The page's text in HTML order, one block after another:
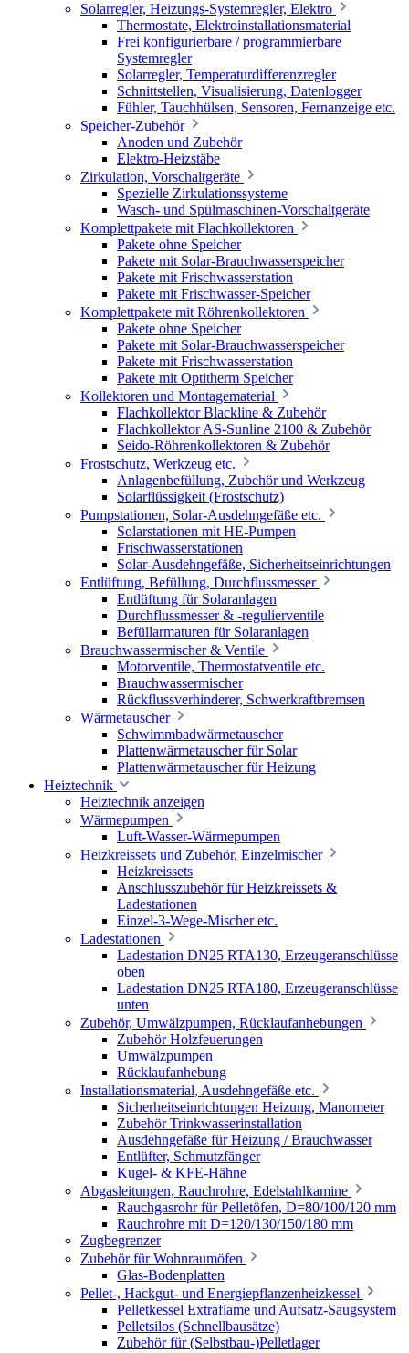
Solarregler, Heizungs-Systemregler, Elektro
Thermostate, Elektroinstallationsmaterial
Frei konfigurierbare / programmierbare
Systemregler
Solarregler, Temperaturdifferenzregler
Schnittstellen, Visualisierung, Datenlogger
Fühler, Tauchhülsen, Sensoren, Fernanzeige etc.
Speicher-Zubehör
Anoden und Zubehör
Elektro-Heizstäbe
Zirkulation, Vorschaltgeräte
Spezielle Zirkulationssysteme
Wasch- und Spülmaschinen-Vorschaltgeräte
Komplettpakete mit Flachkollektoren
Pakete ohne Speicher
Pakete mit Solar-Brauchwasserspeicher
Pakete mit Frischwasserstation
Pakete mit Frischwasser-Speicher
Komplettpakete mit Röhrenkollektoren
Pakete ohne Speicher
Pakete mit Solar-Brauchwasserspeicher
Pakete mit Frischwasserstation
Pakete mit Optitherm Speicher
Kollektoren und Montagematerial
Flachkollektor Blackline & Zubehör
Flachkollektor AS-Sunline 2100 & Zubehör
Seido-Röhrenkollektoren & Zubehör
Frostschutz, Werkzeug etc.
Anlagenbefüllung, Zubehör und Werkzeug
Solarflüssigkeit (Frostschutz)
Pumpstationen, Solar-Ausdehngefäße etc.
Solarstationen mit HE-Pumpen
Frischwasserstationen
Solar-Ausdehngefäße, Sicherheitseinrichtungen
Entlüftung, Befüllung, Durchflussmesser
Entlüftung für Solaranlagen
Durchflussmesser & -regulierventile
Befüllarmaturen für Solaranlagen
Brauchwassermischer & Ventile
Motorventile, Thermostatventile etc.
Brauchwassermischer
Rückflussverhinderer, Schwerkraftbremsen
Wärmetauscher
Schwimmbadwärmetauscher
Plattenwärmetauscher für Solar
Plattenwärmetauscher für Heizung
Heiztechnik
Heiztechnik anzeigen
Wärmepumpen
Luft-Wasser-Wärmepumpen
Heizkreissets und Zubehör, Einzelmischer
Heizkreissets
Anschlusszubehör für Heizkreissets &
Ladestationen
Einzel-3-Wege-Mischer etc.
Ladestationen
Ladestation DN25 RTA130, Erzeugeranschlüsse
oben
Ladestation DN25 RTA180, Erzeugeranschlüsse
unten
Zubehör, Umwälzpumpen, Rücklaufanhebungen
Zubehör Holzfeuerungen
Umwälzpumpen
Rücklaufanhebung
Installationsmaterial, Ausdehngefäße etc.
Sicherheitseinrichtungen Heizung, Manometer
Zubehör Trinkwasserinstallation
Ausdehngefäße für Heizung / Brauchwasser
Entlüfter, Schmutzfänger
Kugel- & KFE-Hähne
Abgasleitungen, Rauchrohre, Edelstahlkamine
Rauchgasrohr für Pelletöfen, D=80/100/120 mm
Rauchrohre mit D=120/130/150/180 mm
Zugbegrenzer
Zubehör für Wohnraumöfen
Glas-Bodenplatten
Pellet-, Hackgut- und Energiepflanzenheizkessel
Pelletkessel Extraflame und Aufsatz-Saugsystem
Pelletsilos (Schnellbausätze)
Zubehör für (Selbstbau-)Pelletlager